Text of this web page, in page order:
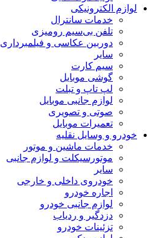
لوازم الکترونیکی
خدمات سانترال
تلفن بی‌سیم رومیزی
دوربین عکاسی و فیلمبرداری
سایر
سیم کارت
گوشی موبایل
لپ تاپ و تبلت
لوازم جانبی موبایل
صوتی و تصویری
تعمیرات موبایل
خودرو و وسایل نقلیه
خدمات ماشین و موتور
موتورسیکلت و لوازم جانبی
سایر
خودروی داخلی و خارجی
اجاره خودرو
لوازم جانبی خودرو
دزدگیر و ردیاب
تزئینات خودرو